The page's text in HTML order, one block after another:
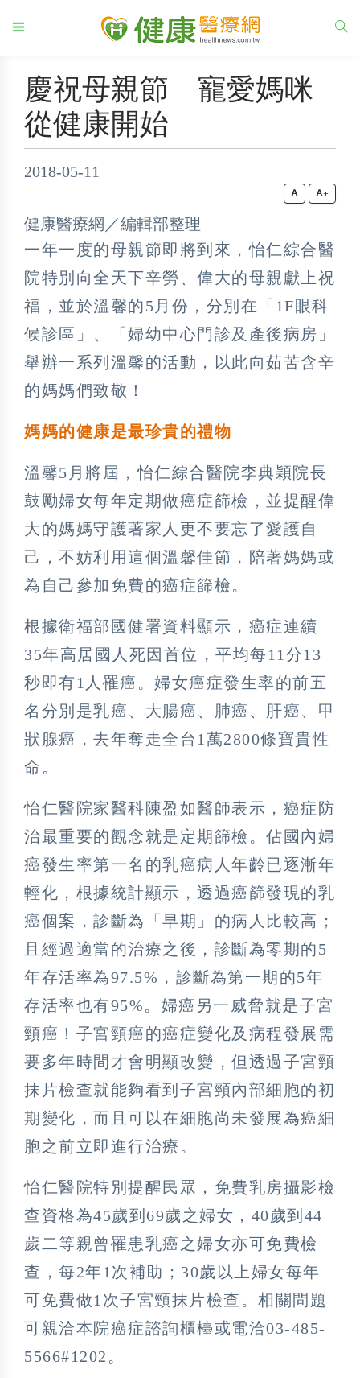
慶祝母親節 寵愛媽咪
從健康開始
2018-05-11
+
健康醫療網／編輯部整理
一年一度的母親節即將到來，怡仁綜合醫
院特別向全天下辛勞、偉大的母親獻上祝
福，並於溫馨的5月份，分別在「1F眼科
候診區」、「婦幼中心門診及產後病房」
舉辦一系列溫馨的活動，以此向茹苦含辛
的媽媽們致敬！
媽媽的健康是最珍貴的禮物
溫馨5月將屆，怡仁綜合醫院李典穎院長
鼓勵婦女每年定期做癌症篩檢，並提醒偉
大的媽媽守護著家人更不要忘了愛護自
己，不妨利用這個溫馨佳節，陪著媽媽或
為自己參加免費的癌症篩檢。
根據衛福部國健署資料顯示，癌症連續
35年高居國人死因首位，平均每11分13
秒即有1人罹癌。婦女癌症發生率的前五
名分別是乳癌、大腸癌、肺癌、肝癌、甲
狀腺癌，去年奪走全台1萬2800條寶貴性
命。
怡仁醫院家醫科陳盈如醫師表示，癌症防
治最重要的觀念就是定期篩檢。佔國內婦
癌發生率第一名的乳癌病人年齡已逐漸年
輕化，根據統計顯示，透過癌篩發現的乳
癌個案，診斷為「早期」的病人比較高；
且經過適當的治療之後，診斷為零期的5
年存活率為97.5%，診斷為第一期的5年
存活率也有95%。婦癌另一威脅就是子宮
頸癌！子宮頸癌的癌症變化及病程發展需
要多年時間才會明顯改變，但透過子宮頸
抹片檢查就能夠看到子宮頸內部細胞的初
期變化，而且可以在細胞尚未發展為癌細
胞之前立即進行治療。
怡仁醫院特別提醒民眾，免費乳房攝影檢
查資格為45歲到69歲之婦女，40歲到44
歲二等親曾罹患乳癌之婦女亦可免費檢
查，每2年1次補助；30歲以上婦女每年
可免費做1次子宮頸抹片檢查。相關問題
可親洽本院癌症諮詢櫃檯或電洽03-485-
5566#1202。